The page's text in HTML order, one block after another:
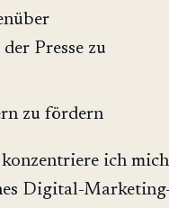
Presse zu
zu fördern
ich mich
Digital-